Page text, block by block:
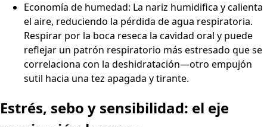
Economía de humedad: La nariz humidifica y calienta
el aire, reduciendo la pérdida de agua respiratoria.
Respirar por la boca reseca la cavidad oral y puede
reflejar un patrón respiratorio más estresado que se
correlaciona con la deshidratación—otro empujón
sutil hacia una tez apagada y tirante.
Estrés, sebo y sensibilidad: el eje